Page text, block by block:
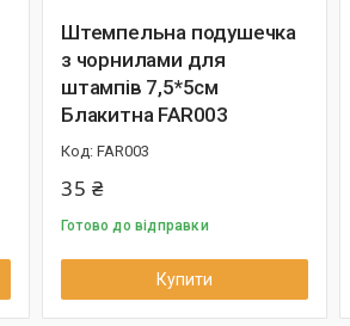
Штемпельна подушечка
з чорнилами для
штампів 7,5*5см
Блакитна FAR003
FAR003
35 ₴
Готово до відправки
Купити